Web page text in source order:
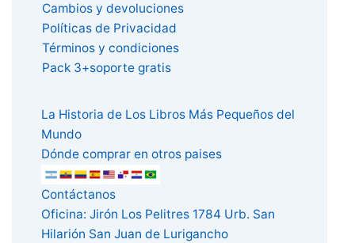
Cambios y devoluciones
Políticas de Privacidad
Términos y condiciones
Pack 3+soporte gratis
La Historia de Los Libros Más Pequeños del
Mundo
Dónde comprar en otros paises
Contáctanos
Oficina: Jirón Los Pelitres 1784 Urb. San
Hilarión San Juan de Lurigancho